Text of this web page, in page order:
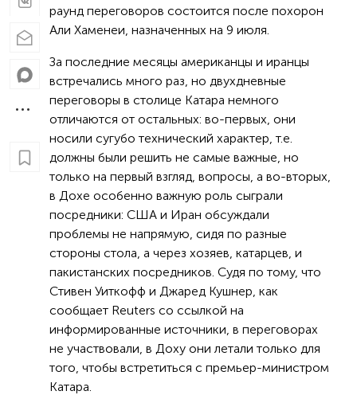
раунд переговоров состоится после похорон
Али Хаменеи, назначенных на 9 июля.
За последние месяцы американцы и иранцы
встречались много раз, но двухдневные
переговоры в столице Катара немного
отличаются от остальных: во-первых, они
носили сугубо технический характер, т.е.
должны были решить не самые важные, но
только на первый взгляд, вопросы, а во-вторых,
в Дохе особенно важную роль сыграли
посредники: США и Иран обсуждали
проблемы не напрямую, сидя по разные
стороны стола, а через хозяев, катарцев, и
пакистанских посредников. Судя по тому, что
Стивен Уиткофф и Джаред Кушнер, как
сообщает Reuters со ссылкой на
информированные источники, в переговорах
не участвовали, в Доху они летали только для
того, чтобы встретиться с премьер-министром
Катара.